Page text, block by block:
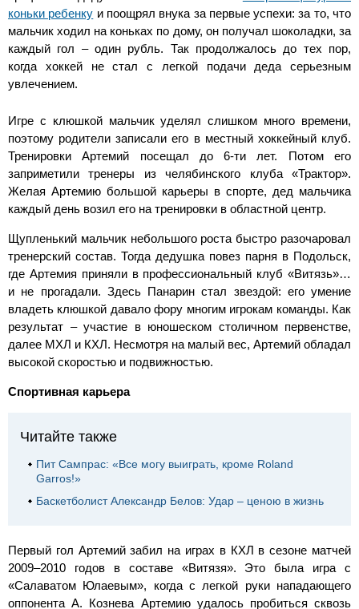
коньки ребенку и поощрял внука за первые успехи: за то, что
мальчик ходил на коньках по дому, он получал шоколадки, за
каждый гол – один рубль. Так продолжалось до тех пор,
когда хоккей не стал с легкой подачи деда серьезным
увлечением.
Игре с клюшкой мальчик уделял слишком много времени,
поэтому родители записали его в местный хоккейный клуб.
Тренировки Артемий посещал до 6-ти лет. Потом его
заприметили тренеры из челябинского клуба «Трактор».
Желая Артемию большой карьеры в спорте, дед мальчика
каждый день возил его на тренировки в областной центр.
Щупленький мальчик небольшого роста быстро разочаровал
тренерский состав. Тогда дедушка повез парня в Подольск,
где Артемия приняли в профессиональный клуб «Витязь»…
и не прогадали. Здесь Панарин стал звездой: его умение
владеть клюшкой давало фору многим игрокам команды. Как
результат – участие в юношеском столичном первенстве,
далее МХЛ и КХЛ. Несмотря на малый вес, Артемий обладал
высокой скоростью и подвижностью.
Спортивная карьера
Читайте также
Пит Сампрас: «Все могу выиграть, кроме Roland
Garros!»
Баскетболист Александр Белов: Удар – ценою в жизнь
Первый гол Артемий забил на играх в КХЛ в сезоне матчей
2009–2010 годов в составе «Витязя». Это была игра с
«Салаватом Юлаевым», когда с легкой руки нападающего
оппонента А. Кознева Артемию удалось пробиться сквозь